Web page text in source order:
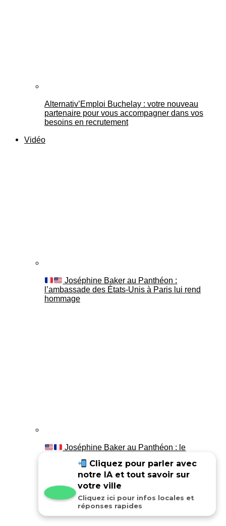
Alternativ’Emploi Buchelay : votre nouveau
partenaire pour vous accompagner dans vos
besoins en recrutement
Vidéo
Joséphine Baker au Panthéon :
l’ambassade des États-Unis à Paris lui rend
hommage
Joséphine Baker au Panthéon : le
Cliquez pour parler avec
notre IA et tout savoir sur
votre ville
Cliquez ici pour infos locales et
réponses rapides